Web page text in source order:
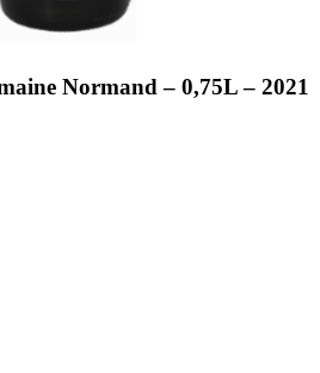
Normand – 0,75L – 2021